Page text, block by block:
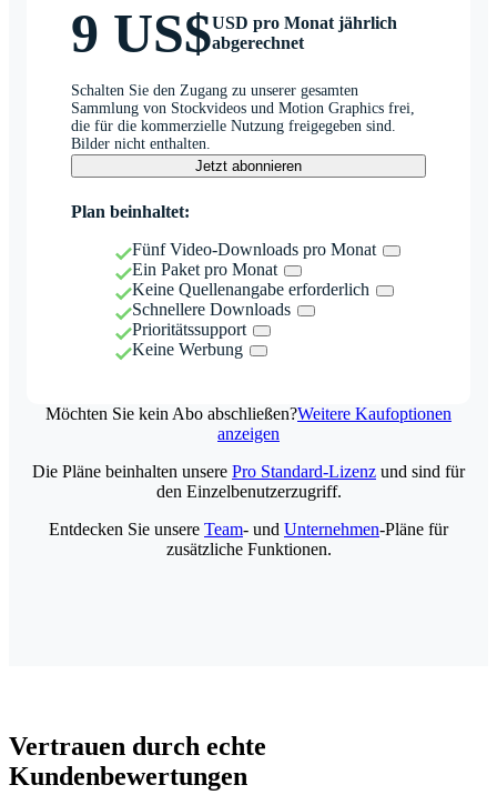
9 US$USD pro Monat jährlich
abgerechnet
Schalten Sie den Zugang zu unserer gesamten
Sammlung von Stockvideos und Motion Graphics frei,
die für die kommerzielle Nutzung freigegeben sind.
Bilder nicht enthalten.
Jetzt abonnieren
Plan beinhaltet:
Fünf Video-Downloads pro Monat
Ein Paket pro Monat
Keine Quellenangabe erforderlich
Schnellere Downloads
Prioritätssupport
Keine Werbung
Möchten Sie kein Abo abschließen?Weitere Kaufoptionen
anzeigen
Die Pläne beinhalten unsere Pro Standard-Lizenz und sind für
den Einzelbenutzerzugriff.
Entdecken Sie unsere Team- und Unternehmen-Pläne für
zusätzliche Funktionen.
Vertrauen durch echte
Kundenbewertungen